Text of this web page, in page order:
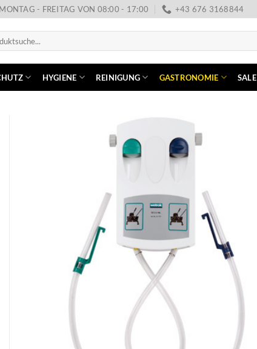
MONTAG - FREITAG VON 08:00 - 17:00 +43 676 3168844
HYGIENE REINIGUNG GASTRONOMIE SALE